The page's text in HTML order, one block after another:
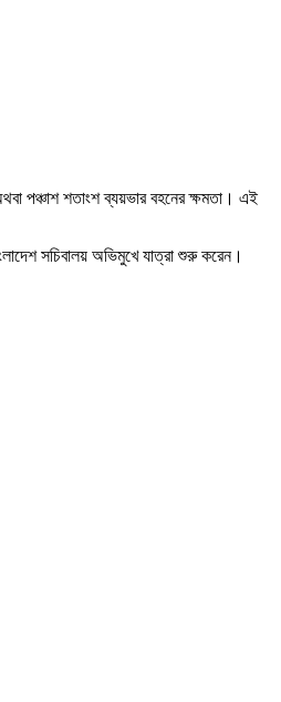
পঞ্চাশ শতাংশ ব্যয়ভার বহনের ক্ষমতা। এই
সচিবালয় অভিমুখে যাত্রা শুরু করেন।